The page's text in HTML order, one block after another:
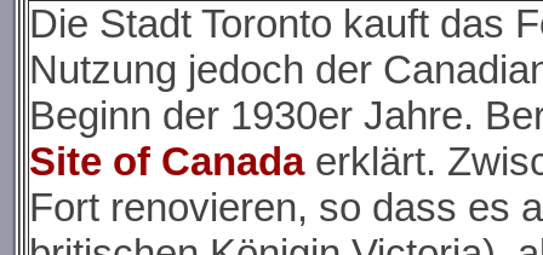
Die Stadt Toronto kauft das
Nutzung jedoch der
Beginn der 1930er Jahre.
Site of Canadaerklärt.
Fort renovieren, so dass es